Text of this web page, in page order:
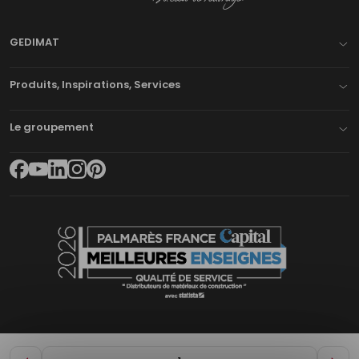
GEDIMAT
Produits, Inspirations, Services
Le groupement